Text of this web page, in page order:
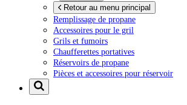
Retour au menu principal
Remplissage de propane
Accessoires pour le gril
Grils et fumoirs
Chaufferettes portatives
Réservoirs de propane
Pièces et accessoires pour réservoir